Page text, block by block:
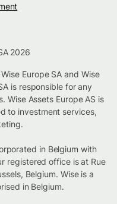
2026
Europe SA and Wise
is responsible for any
Wise Assets Europe AS is
to investment services,
in Belgium with
registered office is at Rue
Belgium. Wise is a
in Belgium.